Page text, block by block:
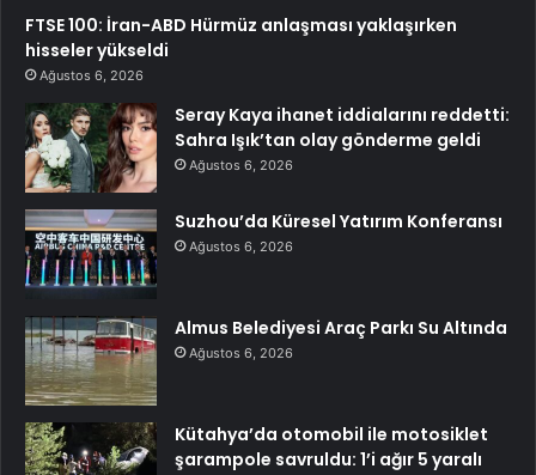
FTSE 100: İran-ABD Hürmüz anlaşması yaklaşırken
hisseler yükseldi
Ağustos 6, 2026
Seray Kaya ihanet iddialarını reddetti:
Sahra Işık’tan olay gönderme geldi
Ağustos 6, 2026
Suzhou’da Küresel Yatırım Konferansı
Ağustos 6, 2026
Almus Belediyesi Araç Parkı Su Altında
Ağustos 6, 2026
Kütahya’da otomobil ile motosiklet
şarampole savruldu: 1’i ağır 5 yaralı